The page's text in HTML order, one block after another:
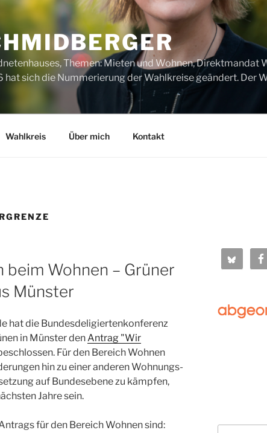
Themen: Mieten und Wohnen, Direktmandat
sich die Nummerierung der Wahlkreise geändert. Der
Wahlkreis Über mich Kontakt
beim Wohnen – Grüner
Münster
hat die Bundesdeligiertenkonferenz
in Münster den Antrag "Wir
Für den Bereich Wohnen
hin zu einer anderen Wohnungs-
auf Bundesebene zu kämpfen,
Jahre sein.
für den Bereich Wohnen sind: